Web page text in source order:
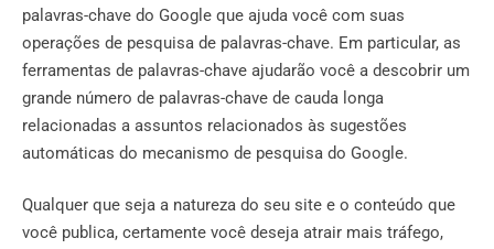
palavras-chave do Google que ajuda você com suas
operações de pesquisa de palavras-chave. Em particular, as
ferramentas de palavras-chave ajudarão você a descobrir um
grande número de palavras-chave de cauda longa
relacionadas a assuntos relacionados às sugestões
automáticas do mecanismo de pesquisa do Google.
Qualquer que seja a natureza do seu site e o conteúdo que
você publica, certamente você deseja atrair mais tráfego,